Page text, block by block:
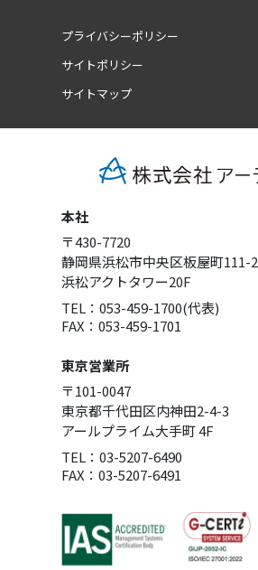
プライバシーポリシー
サイトポリシー
サイトマップ
本社
〒430-7720
静岡県浜松市中央区板屋町111-2
浜松アクトタワー20F
TEL：053-459-1700(代表)
FAX：053-459-1701
東京営業所
〒101-0047
東京都千代田区内神田2-4-3
アールプライム大手町 4F
TEL：03-5207-6490
FAX：03-5207-6491